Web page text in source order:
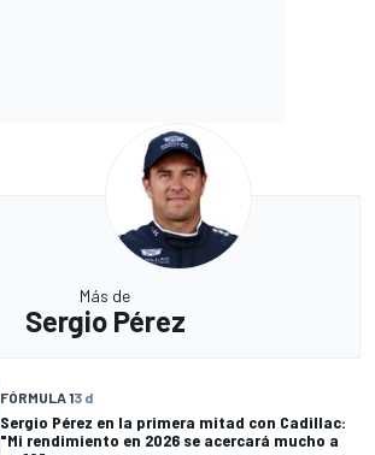
Más de
Sergio Pérez
FÓRMULA 13 d
Sergio Pérez en la primera mitad con Cadillac:
"Mi rendimiento en 2026 se acercará mucho a